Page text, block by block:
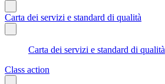
Carta dei servizi e standard di qualità
Carta dei servizi e standard di qualità
Class action